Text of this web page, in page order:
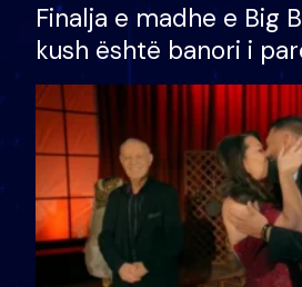
Finalja e madhe e Big
kush është banori i
shtëpinë dhe humb
të fituar çmimin e